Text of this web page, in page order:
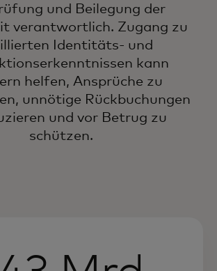
und Beilegung der
verantwortlich. Zugang zu
Identitäts- und
kann
helfen, Ansprüche zu
unnötige Rückbuchungen
und vor Betrug zu
schützen.